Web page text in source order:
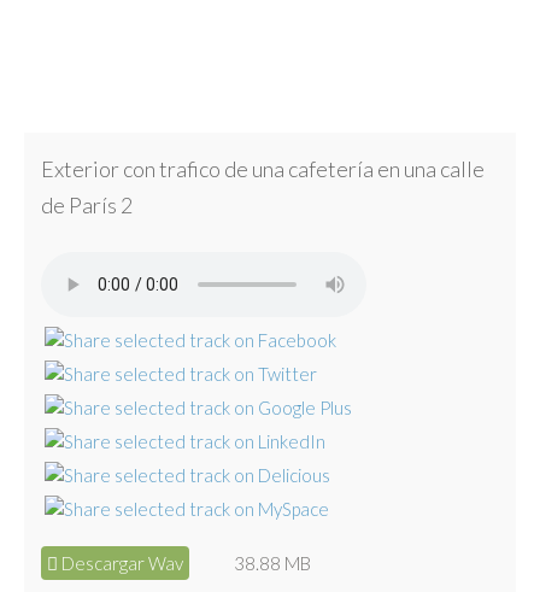
Exterior con trafico de una cafetería en una calle
de París 2
Descargar Wav 38.88 MB